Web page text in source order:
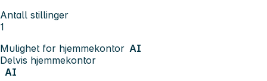
Antall stillinger
1
Mulighet for hjemmekontor AI
Delvis hjemmekontor
AI